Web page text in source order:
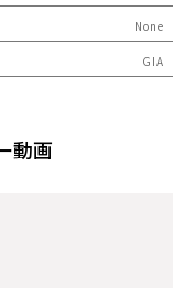
None
GIA
動画